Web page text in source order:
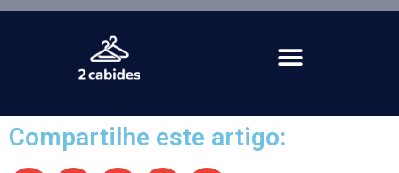
Compartilhe este artigo: